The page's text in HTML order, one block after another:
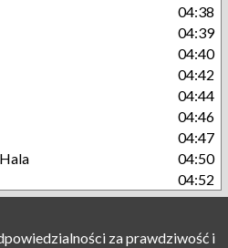
04:38
04:39
04:40
04:42
04:44
04:46
04:47
04:50
04:52
za prawdziwość i